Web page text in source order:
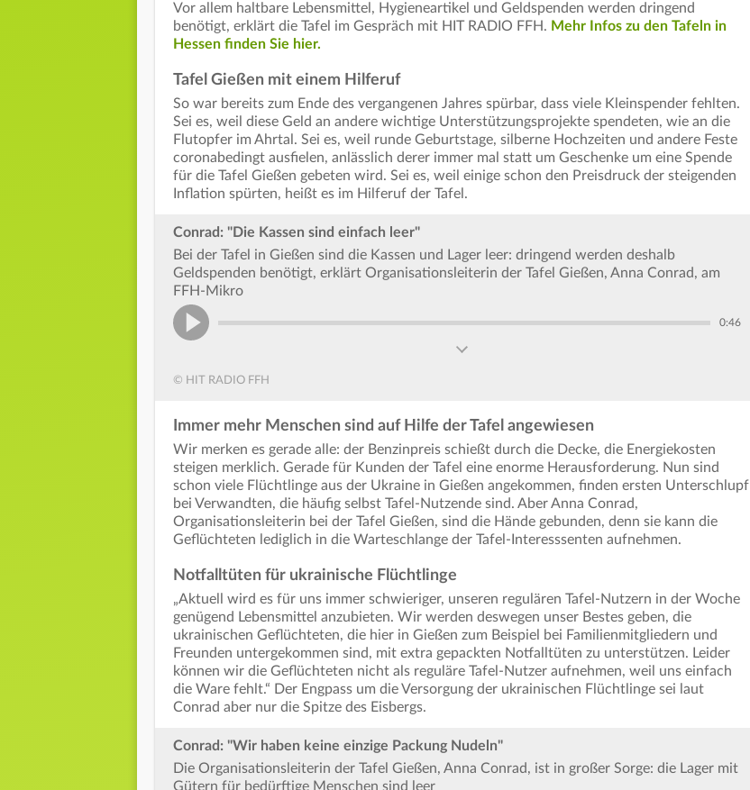
Vor allem haltbare Lebensmittel, Hygieneartikel und Geldspenden werden dringend
benötigt, erklärt die Tafel im Gespräch mit HIT RADIO FFH. Mehr Infos zu den Tafeln in
Hessen finden Sie hier.
Tafel Gießen mit einem Hilferuf
So war bereits zum Ende des vergangenen Jahres spürbar, dass viele Kleinspender fehlten.
Sei es, weil diese Geld an andere wichtige Unterstützungsprojekte spendeten, wie an die
Flutopfer im Ahrtal. Sei es, weil runde Geburtstage, silberne Hochzeiten und andere Feste
coronabedingt ausfielen, anlässlich derer immer mal statt um Geschenke um eine Spende
für die Tafel Gießen gebeten wird. Sei es, weil einige schon den Preisdruck der steigenden
Inflation spürten, heißt es im Hilferuf der Tafel.
Conrad: "Die Kassen sind einfach leer"
Bei der Tafel in Gießen sind die Kassen und Lager leer: dringend werden deshalb
Geldspenden benötigt, erklärt Organisationsleiterin der Tafel Gießen, Anna Conrad, am
FFH-Mikro
0:46
© HIT RADIO FFH
Immer mehr Menschen sind auf Hilfe der Tafel angewiesen
Wir merken es gerade alle: der Benzinpreis schießt durch die Decke, die Energiekosten
steigen merklich. Gerade für Kunden der Tafel eine enorme Herausforderung. Nun sind
schon viele Flüchtlinge aus der Ukraine in Gießen angekommen, finden ersten Unterschlupf
bei Verwandten, die häufig selbst Tafel-Nutzende sind. Aber Anna Conrad,
Organisationsleiterin bei der Tafel Gießen, sind die Hände gebunden, denn sie kann die
Geflüchteten lediglich in die Warteschlange der Tafel-Interesssenten aufnehmen.
Notfalltüten für ukrainische Flüchtlinge
„Aktuell wird es für uns immer schwieriger, unseren regulären Tafel-Nutzern in der Woche
genügend Lebensmittel anzubieten. Wir werden deswegen unser Bestes geben, die
ukrainischen Geflüchteten, die hier in Gießen zum Beispiel bei Familienmitgliedern und
Freunden untergekommen sind, mit extra gepackten Notfalltüten zu unterstützen. Leider
können wir die Geflüchteten nicht als reguläre Tafel-Nutzer aufnehmen, weil uns einfach
die Ware fehlt.“ Der Engpass um die Versorgung der ukrainischen Flüchtlinge sei laut
Conrad aber nur die Spitze des Eisbergs.
Conrad: "Wir haben keine einzige Packung Nudeln"
Die Organisationsleiterin der Tafel Gießen, Anna Conrad, ist in großer Sorge: die Lager mit
Gütern für bedürftige Menschen sind leer